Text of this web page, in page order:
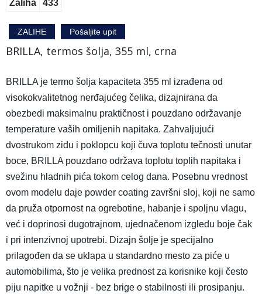
Zaliha 433
ZALIHE Pošaljite upit
BRILLA, termos šolja, 355 ml, crna
BRILLA je termo šolja kapaciteta 355 ml izrađena od
visokokvalitetnog nerđajućeg čelika, dizajnirana da
obezbedi maksimalnu praktičnost i pouzdano održavanje
temperature vaših omiljenih napitaka. Zahvaljujući
dvostrukom zidu i poklopcu koji čuva toplotu tečnosti unutar
boce, BRILLA pouzdano održava toplotu toplih napitaka i
svežinu hladnih pića tokom celog dana. Posebnu vrednost
ovom modelu daje powder coating završni sloj, koji ne samo
da pruža otpornost na ogrebotine, habanje i spoljnu vlagu,
već i doprinosi dugotrajnom, ujednačenom izgledu boje čak
i pri intenzivnoj upotrebi. Dizajn šolje je specijalno
prilagođen da se uklapa u standardno mesto za piće u
automobilima, što je velika prednost za korisnike koji često
piju napitke u vožnji - bez brige o stabilnosti ili prosipanju.